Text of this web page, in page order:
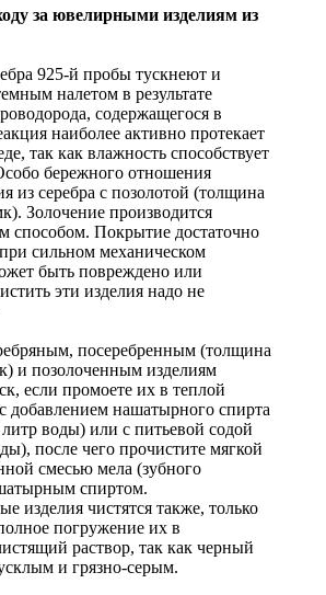
за ювелирными изделиям из
925-й пробы тускнеют и
налетом в результате
содержащегося в
наиболее активно протекает
так как влажность способствует
бережного отношения
из серебра с позолотой (толщина
Золочение производится
способом. Покрытие достаточно
сильном механическом
быть повреждено или
эти изделия надо не
посеребренным (толщина
и позолоченным изделиям
если промоете их в теплой
добавлением нашатырного спирта
воды) или с питьевой содой
после чего прочистите мягкой
смесью мела (зубного
спиртом.
изделия чистятся также, только
погружение их в
раствор, так как черный
и грязно-серым.